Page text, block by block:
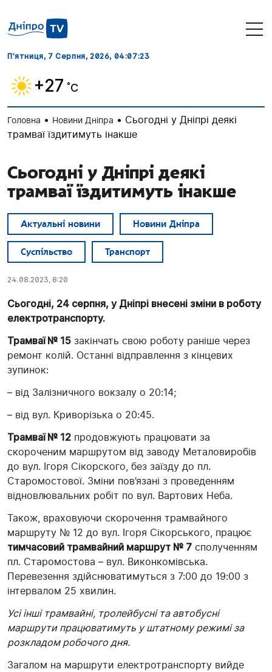
П’ятниця, 7 Серпня, 2026, 04:07:24
+27 ˚C
Головна • Новини Дніпра • Сьогодні у Дніпрі деякі
трамваї їздитимуть інакше
Сьогодні у Дніпрі деякі
трамваї їздитимуть інакше
Актуальні новини Новини Дніпра
Суспільство Транспорт
24.08.2023, 8:20
Сьогодні, 24 серпня, у Дніпрі внесені зміни в роботу
електротранспорту.
Трамваї № 15 закінчать свою роботу раніше через
ремонт колій. Останні відправлення з кінцевих
зупинок:
– від Залізничного вокзалу о 20:14;
– від вул. Криворізька о 20:45.
Трамваї № 12 продовжують працювати за
скороченим маршрутом від заводу Металовиробів
до вул. Ігоря Сікорского, без заїзду до пл.
Старомостової. Зміни пов’язані з проведенням
відновлювальних робіт по вул. Вартових Неба.
Також, враховуючи скорочення трамвайного
маршруту № 12 до вул. Ігоря Сікорського, працює
тимчасовий трамвайний маршрут № 7 сполученням
пл. Старомостова – вул. Виконкомівська.
Перевезення здійснюватимуться з 7:00 до 19:00 з
інтервалом 25 хвилин.
Усі інші трамвайні, тролейбусні та автобусні
маршрути працюватимуть у штатному режимі за
розкладом робочого дня.
Загалом на маршрути електротранспорту вийде